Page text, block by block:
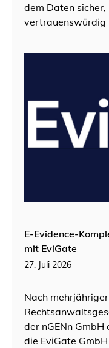
dem Daten
vertrauenswürdig
E-Evidence-
mit EviGate
27. Juli 2026
Nach
der nGENn GmbH
die EviGate GmbH